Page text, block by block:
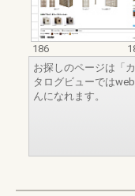
186
お探しのページは「
タログビューでは
んになれます。